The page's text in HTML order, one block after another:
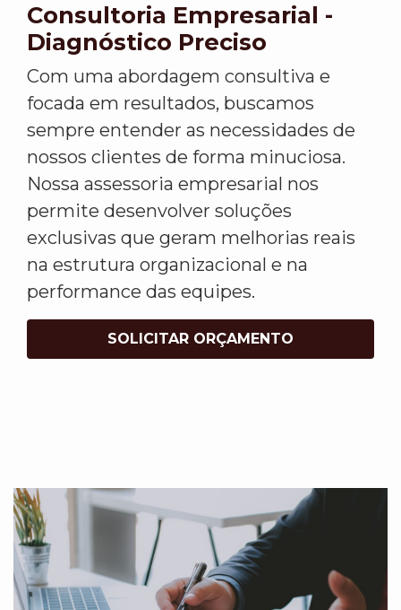
Consultoria Empresarial -
Diagnóstico Preciso
Com uma abordagem consultiva e
focada em resultados, buscamos
sempre entender as necessidades de
nossos clientes de forma minuciosa.
Nossa assessoria empresarial nos
permite desenvolver soluções
exclusivas que geram melhorias reais
na estrutura organizacional e na
performance das equipes.
SOLICITAR ORÇAMENTO